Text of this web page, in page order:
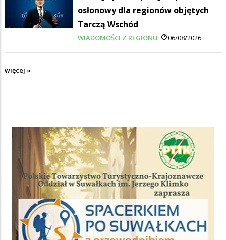
osłonowy dla regionów objętych
Tarczą Wschód
WIADOMOŚCI Z REGIONU 06/08/2026
więcej »